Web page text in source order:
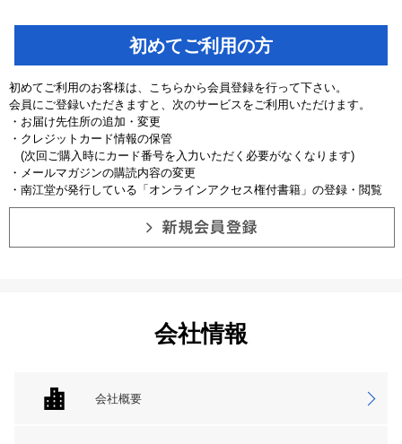
初めてご利用の方
初めてご利用のお客様は、こちらから会員登録を行って下さい。
会員にご登録いただきますと、次のサービスをご利用いただけます。
・お届け先住所の追加・変更
・クレジットカード情報の保管
(次回ご購入時にカード番号を入力いただく必要がなくなります)
・メールマガジンの購読内容の変更
・南江堂が発行している「オンラインアクセス権付書籍」の登録・閲覧
会社情報
会社概要